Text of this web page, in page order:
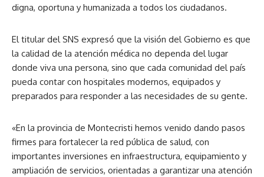
digna, oportuna y humanizada a todos los ciudadanos.
El titular del SNS expresó que la visión del Gobierno es que
la calidad de la atención médica no dependa del lugar
donde viva una persona, sino que cada comunidad del país
pueda contar con hospitales modernos, equipados y
preparados para responder a las necesidades de su gente.
«En la provincia de Montecristi hemos venido dando pasos
firmes para fortalecer la red pública de salud, con
importantes inversiones en infraestructura, equipamiento y
ampliación de servicios, orientadas a garantizar una atención